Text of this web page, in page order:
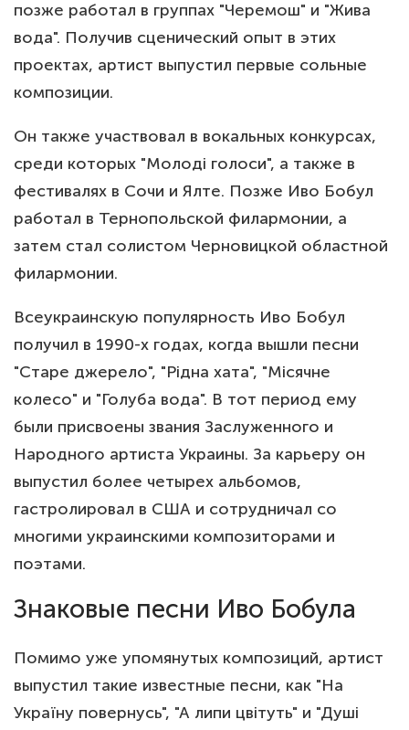
позже работал в группах "Черемош" и "Жива
вода". Получив сценический опыт в этих
проектах, артист выпустил первые сольные
композиции.
Он также участвовал в вокальных конкурсах,
среди которых "Молоді голоси", а также в
фестивалях в Сочи и Ялте. Позже Иво Бобул
работал в Тернопольской филармонии, а
затем стал солистом Черновицкой областной
филармонии.
Всеукраинскую популярность Иво Бобул
получил в 1990-х годах, когда вышли песни
"Старе джерело", "Рідна хата", "Місячне
колесо" и "Голуба вода". В тот период ему
были присвоены звания Заслуженного и
Народного артиста Украины. За карьеру он
выпустил более четырех альбомов,
гастролировал в США и сотрудничал со
многими украинскими композиторами и
поэтами.
Знаковые песни Иво Бобула
Помимо уже упомянутых композиций, артист
выпустил такие известные песни, как "На
Україну повернусь", "А липи цвітуть" и "Душі